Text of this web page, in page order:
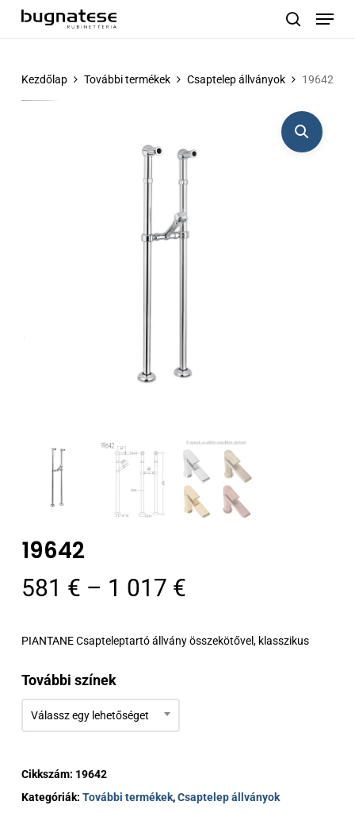
Menu
Kezdőlap További termékek Csaptelep állványok 19642
19642
581 € – 1 017 €Ártartomány:
-
PIANTANE Csapteleptartó állvány összekötővel, klasszikus
További színek
Válassz egy lehetőséget
Cikkszám: 19642
Kategóriák: További termékek,Csaptelep állványok